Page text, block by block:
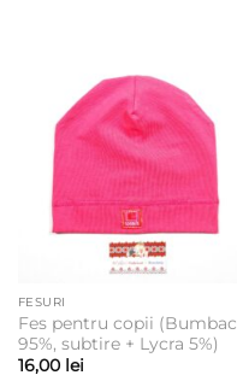
FESURI
Fes pentru copii (Bumbac
95%, subtire + Lycra 5%)
16,00 lei